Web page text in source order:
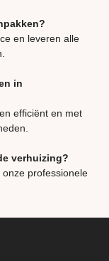
en leveren alle
in
efficiënt en met
verhuizing?
professionele